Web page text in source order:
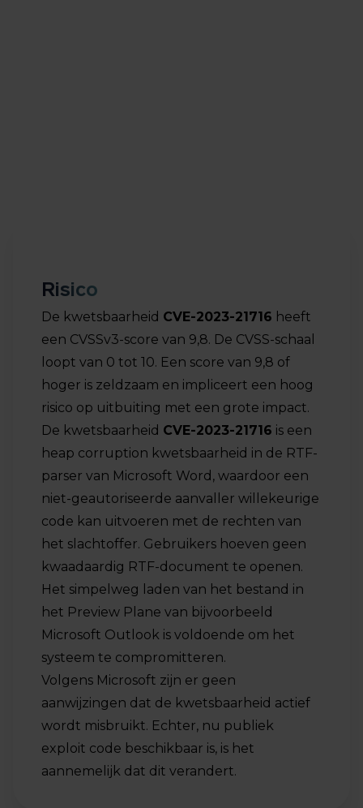
Risico
De kwetsbaarheid CVE-2023-21716 heeft
een CVSSv3-score van 9,8. De CVSS-schaal
loopt van 0 tot 10. Een score van 9,8 of
hoger is zeldzaam en impliceert een hoog
risico op uitbuiting met een grote impact.
De kwetsbaarheid CVE-2023-21716 is een
heap corruption kwetsbaarheid in de RTF-
parser van Microsoft Word, waardoor een
niet-geautoriseerde aanvaller willekeurige
code kan uitvoeren met de rechten van
het slachtoffer. Gebruikers hoeven geen
kwaadaardig RTF-document te openen.
Het simpelweg laden van het bestand in
het Preview Plane van bijvoorbeeld
Microsoft Outlook is voldoende om het
systeem te compromitteren.
Volgens Microsoft zijn er geen
aanwijzingen dat de kwetsbaarheid actief
wordt misbruikt. Echter, nu publiek
exploit code beschikbaar is, is het
aannemelijk dat dit verandert.